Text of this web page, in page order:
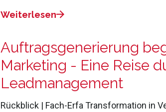
Weiterlesen
Auftragsgenerierung
Marketing - Eine Reise
Leadmanagement
Rückblick | Fach-Erfa Transformation in